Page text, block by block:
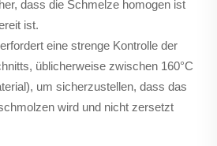
dass die Schmelze homogen ist
ist.
eine strenge Kontrolle der
üblicherweise zwischen 160°C
um sicherzustellen, dass das
wird und nicht zersetzt